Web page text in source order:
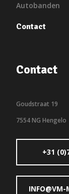
Autobanden
Contact
Contact
Goudstraat 19
7554 NG Hengelo
+31
INFO@VM-